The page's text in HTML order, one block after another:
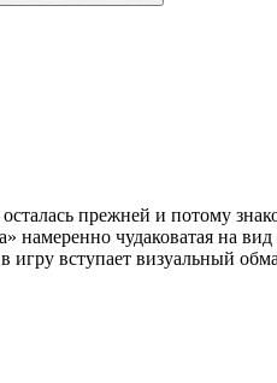
прежней и потому
чудаковатая на
игру вступает визуальный